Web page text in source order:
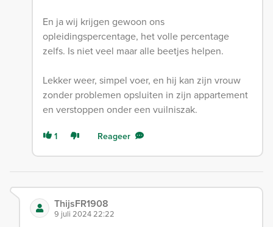
En ja wij krijgen gewoon ons
opleidingspercentage, het volle percentage
zelfs. Is niet veel maar alle beetjes helpen.
Lekker weer, simpel voer, en hij kan zijn vrouw
zonder problemen opsluiten in zijn appartement
en verstoppen onder een vuilniszak.
1 Reageer
ThijsFR1908
9 juli 2024 22:22